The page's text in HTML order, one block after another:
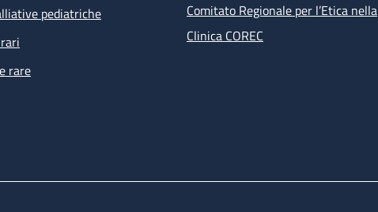
pediatriche
rare
Comitato Regionale per l’Etica nella
Clinica COREC